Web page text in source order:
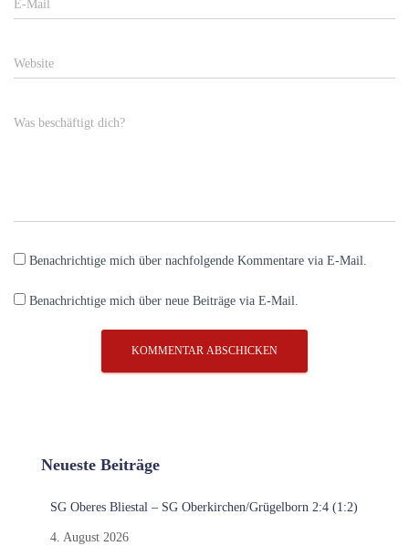
E-Mail
Website
Was beschäftigt dich?
Benachrichtige mich über nachfolgende Kommentare via E-Mail.
Benachrichtige mich über neue Beiträge via E-Mail.
Neueste Beiträge
SG Oberes Bliestal – SG Oberkirchen/Grügelborn 2:4 (1:2)
4. August 2026